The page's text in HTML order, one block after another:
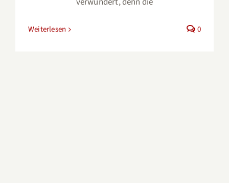
Weiterlesen 0